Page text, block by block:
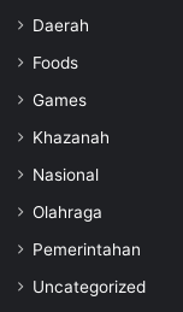
Daerah
Foods
Games
Khazanah
Nasional
Olahraga
Pemerintahan
Uncategorized